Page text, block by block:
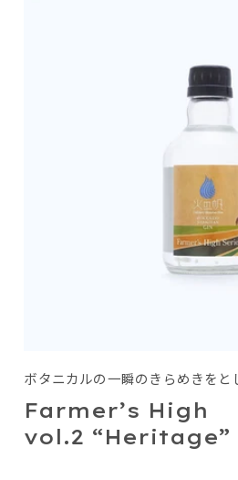
ボタニカルの一瞬のきらめきをと
Farmer’s High
vol.2 “Heritage”